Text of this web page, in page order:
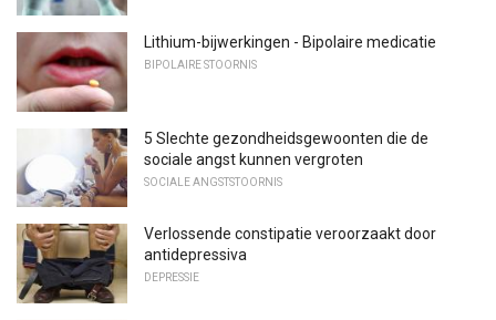
Lithium-bijwerkingen - Bipolaire medicatie
BIPOLAIRE STOORNIS
5 Slechte gezondheidsgewoonten die de
sociale angst kunnen vergroten
SOCIALE ANGSTSTOORNIS
Verlossende constipatie veroorzaakt door
antidepressiva
DEPRESSIE